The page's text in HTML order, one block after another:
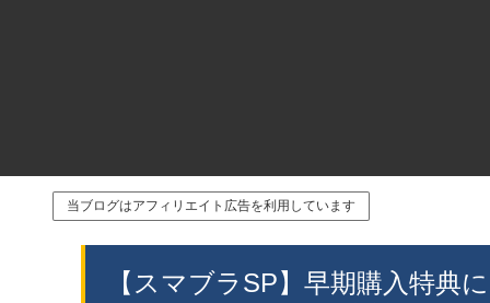
当ブログはアフィリエイト広告を利用しています
【スマブラSP】早期購入特典